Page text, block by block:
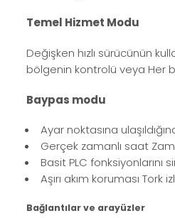
Temel Hizmet Modu
Değişken hızlı sürücünün
bölgenin kontrolü veya Her
Baypas modu
Ayar noktasına
Gerçek zamanlı saat
Basit PLC fonksiyonlarını
Aşırı akım koruması
Bağlantılar ve arayüzler